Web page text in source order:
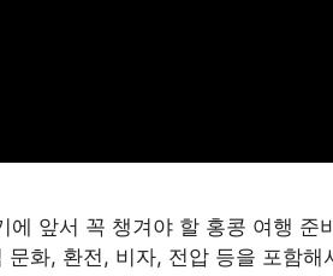
에 앞서 꼭 챙겨야 할 홍콩 여행 준
화, 환전, 비자, 전압 등을 포함해